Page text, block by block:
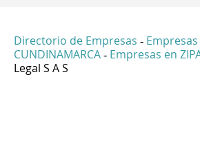
Directorio de Empresas -
CUNDINAMARCA - Empresas en
Legal S A S